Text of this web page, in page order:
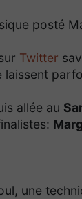
posté
Twitter
laissent
allée au
une